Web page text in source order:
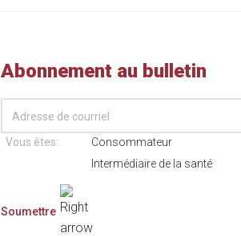
Abonnement au bulletin
Vous êtes:
Consommateur
Intermédiaire de la santé